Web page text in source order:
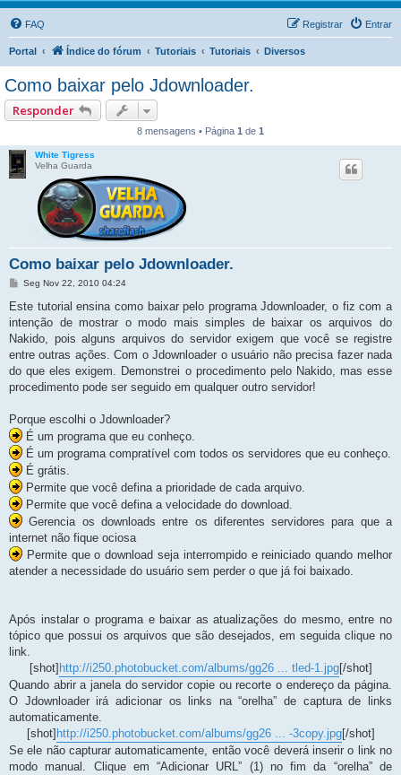
FAQ Entrar
Registrar
Portal Índice do fórum Tutoriais Tutoriais Diversos
Como baixar pelo Jdownloader.
Responder
8 mensagens • Página 1 de 1
White Tigress
Velha Guarda
Como baixar pelo Jdownloader.
M
n
a
g
m
Seg Nov 22, 2010 04:24
Este tutorial ensina como baixar pelo programa Jdownloader, o fiz com a
intenção de mostrar o modo mais simples de baixar os arquivos do
Nakido, pois alguns arquivos do servidor exigem que você se registre
entre outras ações. Com o Jdownloader o usuário não precisa fazer nada
do que eles exigem. Demonstrei o procedimento pelo Nakido, mas esse
procedimento pode ser seguido em qualquer outro servidor!
Porque escolhi o Jdownloader?
É um programa que eu conheço.
É um programa compratível com todos os servidores que eu conheço.
É grátis.
Permite que você defina a prioridade de cada arquivo.
Permite que você defina a velocidade do download.
Gerencia os downloads entre os diferentes servidores para que a
internet não fique ociosa
Permite que o download seja interrompido e reiniciado quando melhor
atender a necessidade do usuário sem perder o que já foi baixado.
Após instalar o programa e baixar as atualizações do mesmo, entre no
tópico que possui os arquivos que são desejados, em seguida clique no
link.
[shot] http://i250.photobucket.com/albums/gg26 ... tled-1.jpg[/shot]
Quando abrir a janela do servidor copie ou recorte o endereço da página.
O Jdownloader irá adicionar os links na “orelha” de captura de links
automaticamente.
[shot] http://i250.photobucket.com/albums/gg26 ... -3copy.jpg[/shot]
Se ele não capturar automaticamente, então você deverá inserir o link no
modo manual. Clique em “Adicionar URL” (1) no fim da “orelha” de